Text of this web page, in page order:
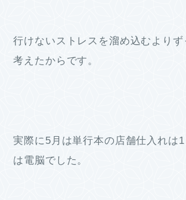
行けないストレスを溜め込むよりず
考えたからです。
実際に5月は単行本の店舗仕入れは1
は電脳でした。